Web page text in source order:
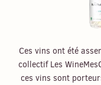
Ces vins ont été
collectif Les
ces vins sont